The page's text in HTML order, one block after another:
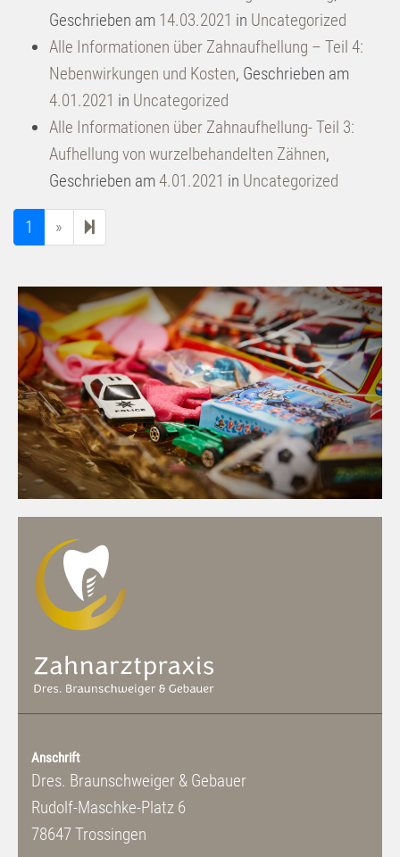
Geschrieben am 14.03.2021 in Uncategorized
Alle Informationen über Zahnaufhellung – Teil 4:
Nebenwirkungen und Kosten, Geschrieben am
4.01.2021 in Uncategorized
Alle Informationen über Zahnaufhellung- Teil 3:
Aufhellung von wurzelbehandelten Zähnen,
Geschrieben am4.01.2021 in Uncategorized
1 » Next page
2
Anschrift
Dres. Braunschweiger & Gebauer
Rudolf-Maschke-Platz 6
78647 Trossingen